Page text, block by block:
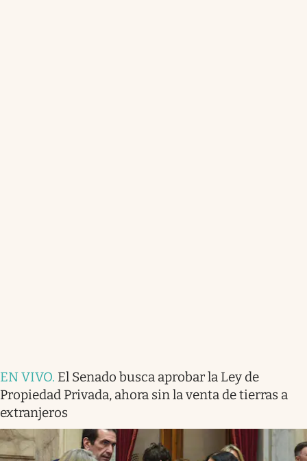
EN VIVO. El Senado busca aprobar la Ley de
Propiedad Privada, ahora sin la venta de tierras a
extranjeros